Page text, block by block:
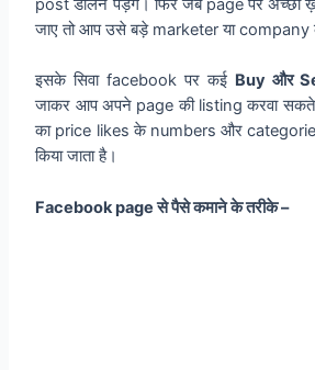
post डालने पड़ेंगे। फिर जब page पर अच्छी
जाए तो आप उसे बड़े marketer या company
इसके सिवा facebook पर कई Buy और
जाकर आप अपने page की listing करवा
का price likes के numbers और
किया जाता है।
Facebook page से पैसे कमाने के तरीके –